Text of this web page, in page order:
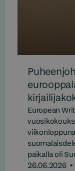
European
paikalla oli
26.06.2026 •